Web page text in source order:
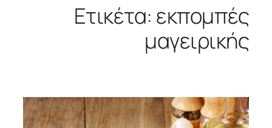
Ετικέτα: εκπομπές
μαγειρικής